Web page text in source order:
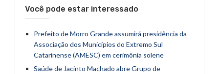
Você pode estar interessado
Prefeito de Morro Grande assumirá presidência da
Associação dos Municípios do Extremo Sul
Catarinense (AMESC) em cerimônia solene
Saúde de Jacinto Machado abre Grupo de